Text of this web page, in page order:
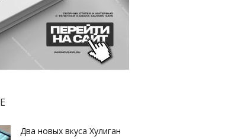
Два новых вкуса Хулиган